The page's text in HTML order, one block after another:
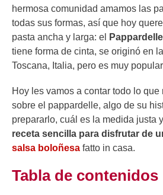
hermosa comunidad amamos las
todas sus formas, así que hoy
pasta ancha y larga: el
Pappardelle
tiene forma de cinta, se originó en
Toscana, Italia, pero es muy
Hoy les vamos a contar todo lo
sobre el pappardelle, algo de su
prepararlo, cuál es la medida justa
receta sencilla para disfrutar de
salsa boloñesa fatto in casa.
Tabla de contenidos